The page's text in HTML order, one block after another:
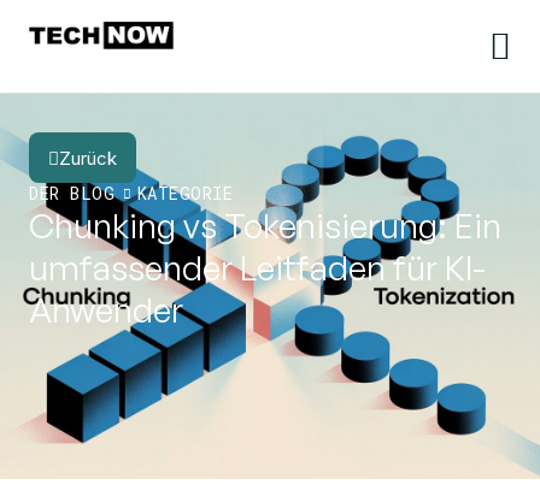
Zurück
DER BLOG
KATEGORIE
Chunking vs Tokenisierung: Ein
umfassender Leitfaden für KI-
Anwender